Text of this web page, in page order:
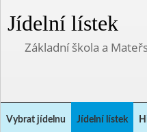
Jídelní lístek
Základní škola a
Vybrat jídelnu Jídelní lístek